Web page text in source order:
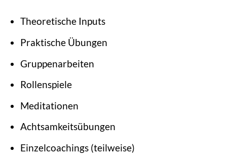
Theoretische Inputs
Praktische Übungen
Gruppenarbeiten
Rollenspiele
Meditationen
Achtsamkeitsübungen
Einzelcoachings (teilweise)